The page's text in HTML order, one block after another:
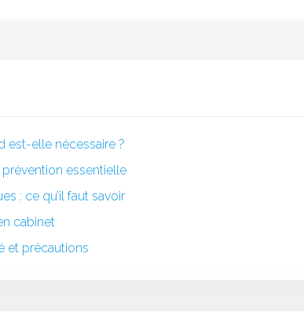
est-elle nécessaire ?
essentielle
: ce qu’il faut savoir
cabinet
et précautions